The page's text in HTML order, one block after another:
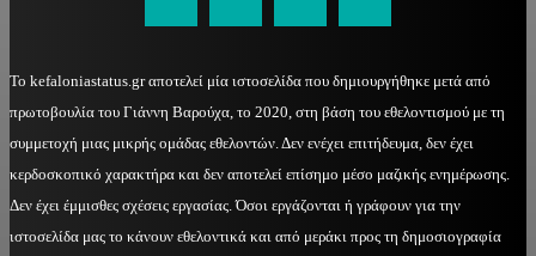
Το kefaloniastatus.gr αποτελεί μία ιστοσελίδα που δημιουργήθηκε μετά από
πρωτοβουλία του Γιάννη Βαρούχα, το 2020, στη βάση του εθελοντισμού με τη
συμμετοχή μιας μικρής ομάδας εθελοντών. Δεν ενέχει επιτήδευμα, δεν έχει
κερδοσκοπικό χαρακτήρα και δεν αποτελεί επίσημο μέσο μαζικής ενημέρωσης.
Δεν έχει έμμισθες σχέσεις εργασίας. Όσοι εργάζονται ή γράφουν για την
ιστοσελίδα μας το κάνουν εθελοντικά και από μεράκι προς τη δημοσιογραφία